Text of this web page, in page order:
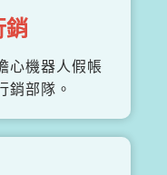
銷
心機器人假帳
銷部隊。